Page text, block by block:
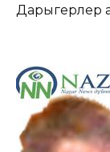
Дарыгерлер